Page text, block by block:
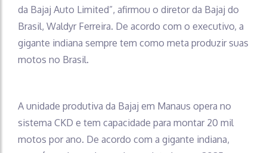
da Bajaj Auto Limited”, afirmou o diretor da Bajaj do
Brasil, Waldyr Ferreira. De acordo com o executivo, a
gigante indiana sempre tem como meta produzir suas
motos no Brasil.
A unidade produtiva da Bajaj em Manaus opera no
sistema CKD e tem capacidade para montar 20 mil
motos por ano. De acordo com a gigante indiana,